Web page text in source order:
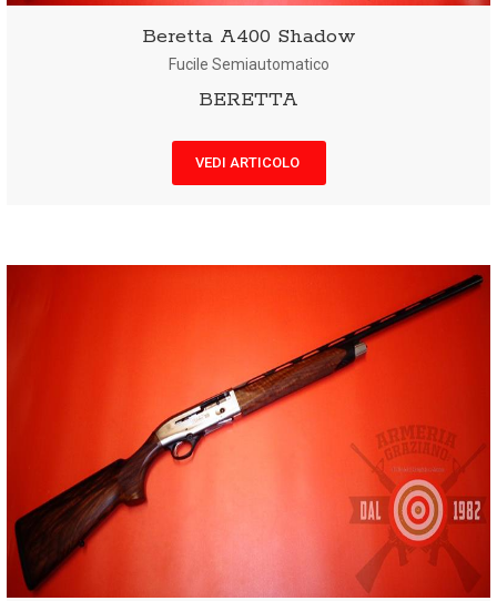
Beretta A400 Shadow
Fucile Semiautomatico
BERETTA
VEDI ARTICOLO